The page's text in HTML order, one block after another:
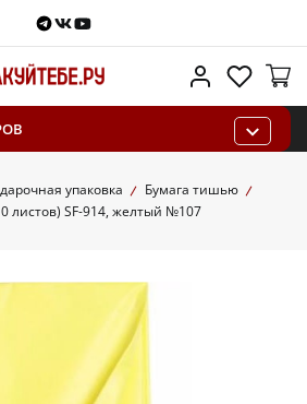
Telegram
VKontakte
Youtube
Личный
упаковка
Бумага тишью
листов) SF-914, желтый №107